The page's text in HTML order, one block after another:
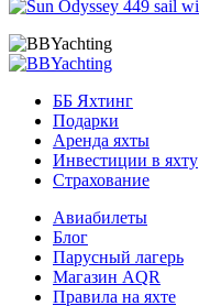
ББ Яхтинг
Подарки
Аренда яхты
Инвестиции в яхту
Страхование
Авиабилеты
Блог
Парусный лагерь
Магазин AQR
Правила на яхте